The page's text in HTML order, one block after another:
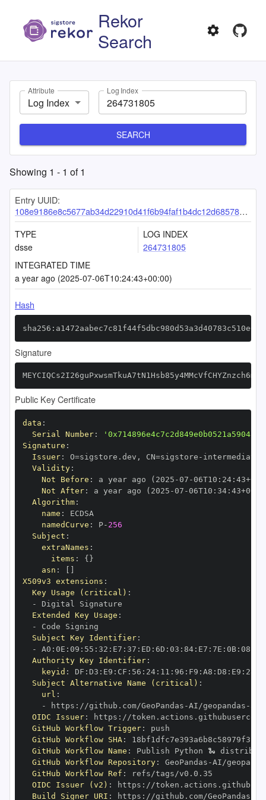
Rekor
Search
Attribute
Log Index
Log Index
SEARCH
Showing 1 - 1 of1
Entry UUID:
108e9186e8c5677ab34d22910d41f6b94faf1b4dc12d6857848f1eabad2ab33c7ed294c2cd726218
TYPE
dsse
LOG INDEX
264731805
INTEGRATED TIME
a year ago (2025-07-06T10:24:43+00:00)
Hash
Signature
Public Key Certificate
data :
Serial Number:
Signature :
Issuer: O=sigstore.dev , CN=sigstore -
Validity:
Not Before : a year ago (2025 -07 -06T10 : 24: 43+00
Not After: a year ago (2025 -07 -06T10 : 34: 43+00
Algorithm:
name :
namedCurve : P- 256
Subject :
extraNames :
items : { }
asn :
X509v3 extensions :
Key Usage (critical) :
-
Extended Key Usage :
-
Subject Key Identifier:
-
A0 : 0E : 09 : 55 : 32 : E7 : 37 : ED : 6D : 03 : 84: E7 : 7E : 0B: 08
Authority Key Identifier:
keyid : DF : D3 : E9 : CF : 56 : 24: 11 : 96 : F9 : A8 : D8 : E9 : 28
Subject Alternative Name (critical) :
url :
-
https : //github.com/GeoPandas -AI/geopandas -
OIDC Issuer: https :
GitHub Workflow Trigger:
GitHub Workflow SHA:
GitHub Workflow Name :
GitHub Workflow Repository: GeoPandas -AI/
GitHub Workflow Ref :
OIDC Issuer (v2) : https :
Build Signer URI : https : //github.com/GeoPandas